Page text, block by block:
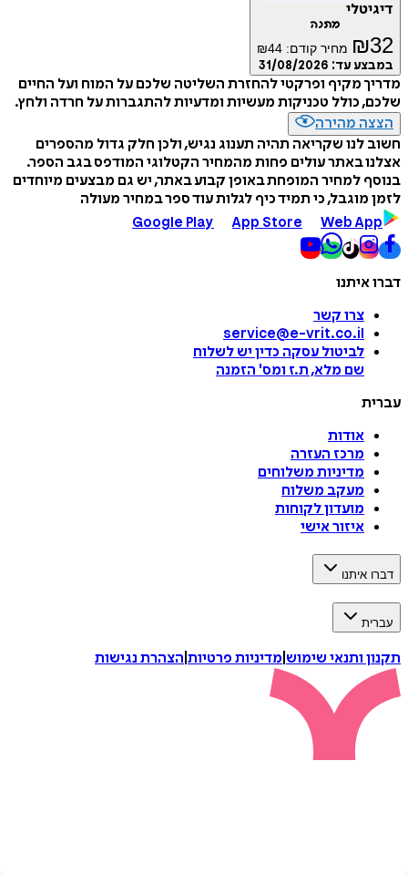
דיגיטלי
מתנה
₪32 מחיר קודם: ₪44
במבצע עד: 31/08/2026
מדריך מקיף ופרקטי להחזרת השליטה שלכם על המוח ועל החיים
שלכם, כולל טכניקות מעשיות ומדעיות להתגברות על חרדה ולחץ.
הצצה מהירה
חשוב לנו שקריאה תהיה תענוג נגיש, ולכן חלק גדול מהספרים
אצלנו באתר עולים פחות מהמחיר הקטלוגי המודפס בגב הספר.
בנוסף למחיר המופחת באופן קבוע באתר, יש גם מבצעים מיוחדים
לזמן מוגבל, כי תמיד כיף לגלות עוד ספר במחיר מעולה
Google Play
App Store Web App
דברו איתנו
צרו קשר
service@e-vrit.co.il
לביטול עסקה כדין יש לשלוח
שם מלא, ת.ז ומס' הזמנה
עברית
אודות
מרכז העזרה
מדיניות משלוחים
מעקב משלוח
מועדון לקוחות
איזור אישי
דברו איתנו
עברית
תקנון ותנאי שימוש מדיניות פרטיות הצהרת נגישות